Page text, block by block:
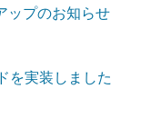
ップのお知らせ
を実装しました